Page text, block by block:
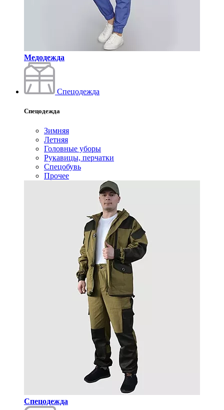
Медодежда
Спецодежда
Спецодежда
Зимняя
Летняя
Головные уборы
Рукавицы, перчатки
Спецобувь
Прочее
Спецодежда